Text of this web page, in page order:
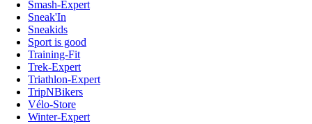
Smash-Expert
Sneak'In
Sneakids
Sport is good
Training-Fit
Trek-Expert
Triathlon-Expert
TripNBikers
Vélo-Store
Winter-Expert